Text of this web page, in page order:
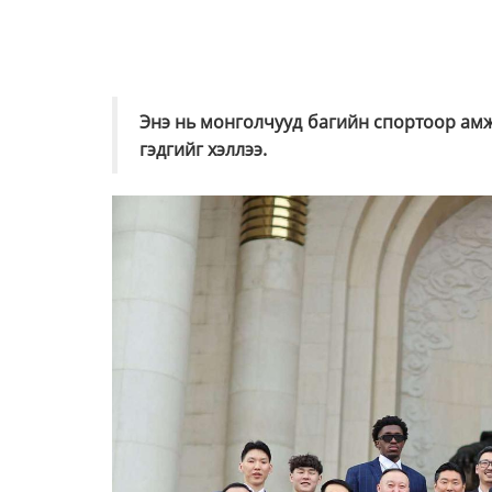
Энэ нь монголчууд багийн спортоор
гэдгийг хэллээ.